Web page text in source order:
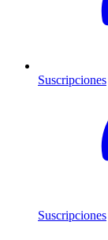
Suscripciones
Suscripciones